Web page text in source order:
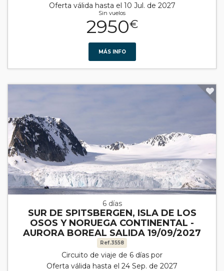
Oferta válida hasta el 10 Jul. de 2027
Sin vuelos
2950€
MÁS INFO
6 días
SUR DE SPITSBERGEN, ISLA DE LOS
OSOS Y NORUEGA CONTINENTAL -
AURORA BOREAL SALIDA 19/09/2027
Ref.3558
Circuito de viaje de 6 días por
Oferta válida hasta el 24 Sep. de 2027